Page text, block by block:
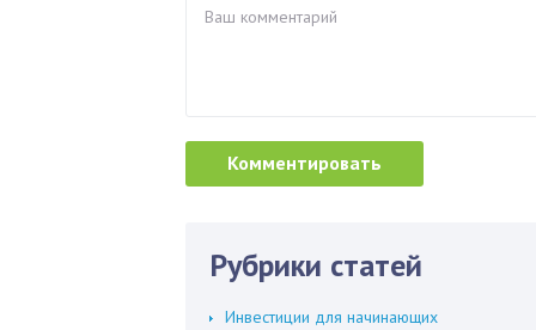
Рубрики статей
Инвестиции для начинающих